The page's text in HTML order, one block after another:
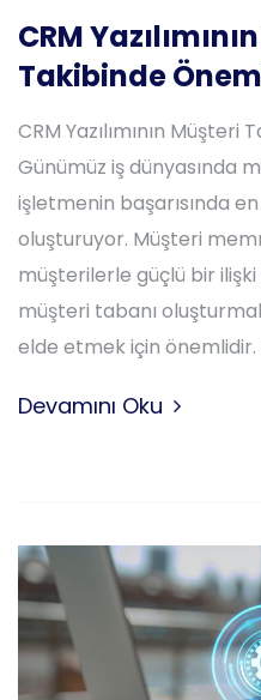
CRM
Takibinde
CRM Yazılımının Müşteri
Günümüz iş dünyasında
işletmenin başarısında
oluşturuyor. Müşteri
müşterilerle güçlü bir
müşteri tabanı
elde etmek için önemlidir.
Devamını Oku